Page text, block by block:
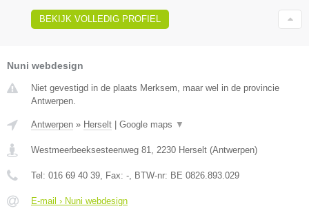
BEKIJK VOLLEDIG PROFIEL
Nuni webdesign
Niet gevestigd in de plaats Merksem, maar wel in de provincie
Antwerpen.
Antwerpen » Herselt Google maps ▼
Westmeerbeeksesteenweg 81, 2230 Herselt (Antwerpen)
Tel: 016 69 40 39, Fax: -, BTW-nr: BE 0826.893.029
E-mail › Nuni webdesign